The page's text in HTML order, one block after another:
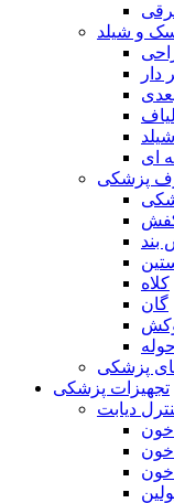
و شیلد
دار
شیلد
ای
پزشکی
بند
کلاه
گان
حوله
پزشکی
تجهیزات پزشکی
دیابت
خون